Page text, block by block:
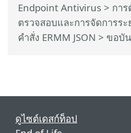
Endpoint Antivirus > กา
ตรวจสอบและการจัดการระ
คำสั่ง ERMM JSON > ขอบั
ดูไซต์เดสก์ท็อป